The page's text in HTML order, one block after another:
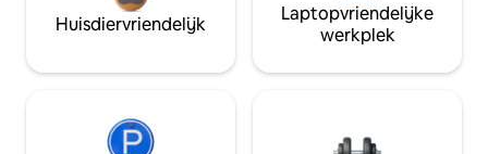
Huisdiervriendelijk
Laptopvriendelijke
werkplek